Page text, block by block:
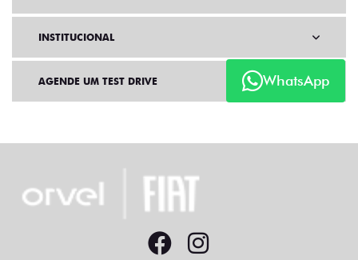
WhatsApp
INSTITUCIONAL
AGENDE UM TEST DRIVE